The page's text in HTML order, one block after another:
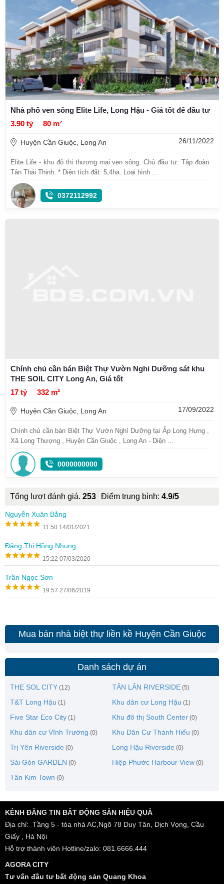
Nhà phố ven sông Elite Life, Long Hậu - Giá tốt để đầu tư
3.90 tỷ
80 m²
Huyện Cần Giuộc, Long An 26/11/2022
Elite Life - khu đô thị thương mại ven sông. Chủ đầu tư: Tập đoàn
Tân Thái Thịnh. * Diện tích đất: 5,4ha. Loại hình ...
0372112992
Chính chủ cần bán Biệt Thự Vườn Nghỉ Dưỡng sát khu
THE SOIL CITY Long An, Giá tốt
17 tỷ
332 m²
Huyện Cần Giuộc, Long An 17/09/2022
Chính chủ cần bán Biệt Thự Vườn Nghỉ Dưỡng tại Ấp Long Hưng ,
Xã Long Thượng , Huyện Cần Giuộc , Long An - Diện ...
0000000000
Tổng lượt đánh giá. 253 Điểm trung bình: 4.9/5
Nguyễn Xuân Bằng
11:50 14/01/2021
Đặng Thị Hồng Nhung
15:22 07/03/2020
Trần Ngọc Sơn
19:57 27/06/2019
Mua bán nhà biệt thự liền kề Huyện Cần Giuộc
Danh sách dự án
THE SOL CITY (12) TÂN LÂN RIVERSIDE (5)
T&T Long Hậu (1) Khu dân cư Long Hậu (1)
Five Star Eco City (1) Khu đô thị South Center (0)
Khu dân cư Vĩnh Trường (0) Khu Dân Cư Thành Hiếu (0)
Trị Yên Riverside (0) Long Hậu Riverside (0)
Sài Gòn GARDEN (0) Hiệp Phước Harbour View (0)
Tân Kim Town (0)
KÊNH ĐĂNG TIN BẤT ĐỘNG SẢN HIỆU QUẢ
Địa chỉ: Tầng 5 - tòa nhà AC,Ngõ 78 Duy Tân, Dịch Vọng, Cầu
Giấy , Hà Nội
Hỗ trợ thành viên Hotline/zalo: 081.6666.444
AGORA CITY
Tư vấn đầu tư bất động sản Quang Khoa